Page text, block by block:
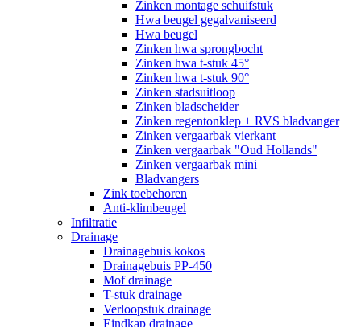
Zinken montage schuifstuk
Hwa beugel gegalvaniseerd
Hwa beugel
Zinken hwa sprongbocht
Zinken hwa t-stuk 45°
Zinken hwa t-stuk 90°
Zinken stadsuitloop
Zinken bladscheider
Zinken regentonklep + RVS bladvanger
Zinken vergaarbak vierkant
Zinken vergaarbak "Oud Hollands"
Zinken vergaarbak mini
Bladvangers
Zink toebehoren
Anti-klimbeugel
Infiltratie
Drainage
Drainagebuis kokos
Drainagebuis PP-450
Mof drainage
T-stuk drainage
Verloopstuk drainage
Eindkap drainage